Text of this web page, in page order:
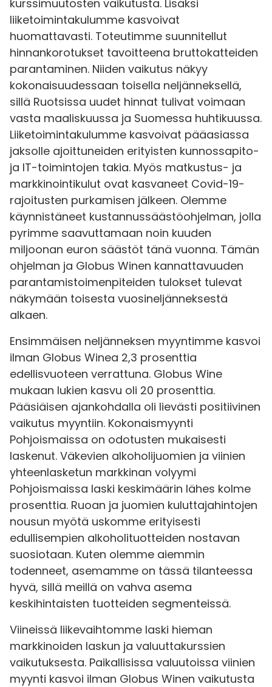
kurssimuutosten vaikutusta. Lisäksi
liiketoimintakulumme kasvoivat
huomattavasti. Toteutimme suunnitellut
hinnankorotukset tavoitteena bruttokatteiden
parantaminen. Niiden vaikutus näkyy
kokonaisuudessaan toisella neljänneksellä,
sillä Ruotsissa uudet hinnat tulivat voimaan
vasta maaliskuussa ja Suomessa huhtikuussa.
Liiketoimintakulumme kasvoivat pääasiassa
jaksolle ajoittuneiden erityisten kunnossapito-
ja IT-toimintojen takia. Myös matkustus- ja
markkinointikulut ovat kasvaneet Covid-19-
rajoitusten purkamisen jälkeen. Olemme
käynnistäneet kustannussäästöohjelman, jolla
pyrimme saavuttamaan noin kuuden
miljoonan euron säästöt tänä vuonna. Tämän
ohjelman ja Globus Winen kannattavuuden
parantamistoimenpiteiden tulokset tulevat
näkymään toisesta vuosineljänneksestä
alkaen.
Ensimmäisen neljänneksen myyntimme kasvoi
ilman Globus Winea 2,3 prosenttia
edellisvuoteen verrattuna. Globus Wine
mukaan lukien kasvu oli 20 prosenttia.
Pääsiäisen ajankohdalla oli lievästi positiivinen
vaikutus myyntiin. Kokonaismyynti
Pohjoismaissa on odotusten mukaisesti
laskenut. Väkevien alkoholijuomien ja viinien
yhteenlasketun markkinan volyymi
Pohjoismaissa laski keskimäärin lähes kolme
prosenttia. Ruoan ja juomien kuluttajahintojen
nousun myötä uskomme erityisesti
edullisempien alkoholituotteiden nostavan
suosiotaan. Kuten olemme aiemmin
todenneet, asemamme on tässä tilanteessa
hyvä, sillä meillä on vahva asema
keskihintaisten tuotteiden segmenteissä.
Viineissä liikevaihtomme laski hieman
markkinoiden laskun ja valuuttakurssien
vaikutuksesta. Paikallisissa valuutoissa viinien
myynti kasvoi ilman Globus Winen vaikutusta